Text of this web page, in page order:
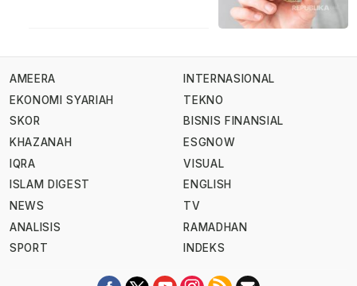
AMEERA
EKONOMI SYARIAH
SKOR
KHAZANAH
IQRA
ISLAM DIGEST
NEWS
ANALISIS
SPORT
INTERNASIONAL
TEKNO
BISNIS FINANSIAL
ESGNOW
VISUAL
ENGLISH
TV
RAMADHAN
INDEKS